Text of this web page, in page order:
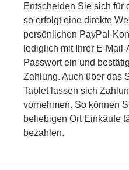
Entscheiden Sie sich für
so erfolgt eine direkte
persönlichen PayPal-
lediglich mit Ihrer E-
Passwort ein und
Zahlung. Auch über das
Tablet lassen sich
vornehmen. So können
beliebigen Ort Einkäufe
bezahlen.